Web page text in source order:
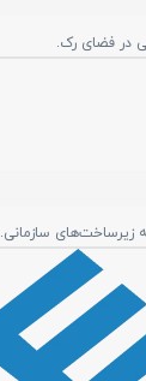
زیرساخت‌های سازمانی.